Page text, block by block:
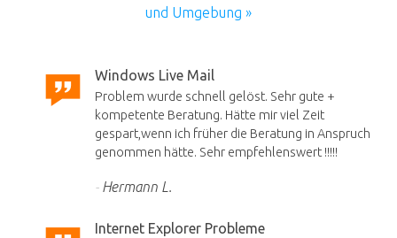
und Umgebung »
Windows Live Mail
Problem wurde schnell gelöst. Sehr gute +
kompetente Beratung. Hätte mir viel Zeit
gespart,wenn ich früher die Beratung in Anspruch
genommen hätte. Sehr empfehlenswert !!!!!
Hermann L.
Internet Explorer Probleme